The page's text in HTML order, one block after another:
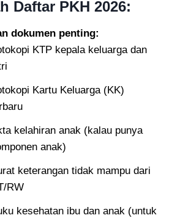
Daftar PKH 2026:
dokumen penting:
KTP kepala keluarga dan
Kartu Keluarga (KK)
kelahiran anak (kalau punya
anak)
keterangan tidak mampu dari
RW
kesehatan ibu dan anak (untuk